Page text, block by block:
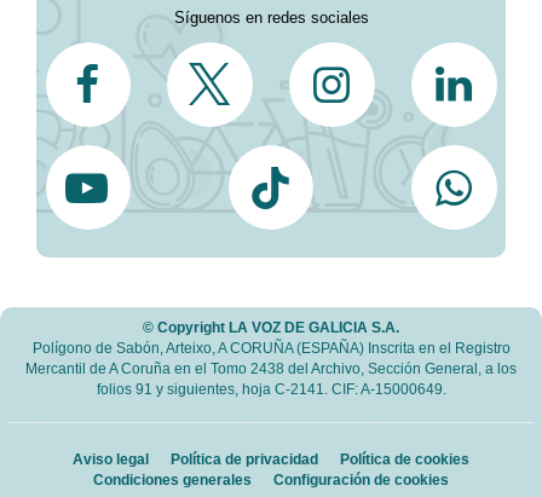
Síguenos en redes sociales
© Copyright LA VOZ DE GALICIA S.A.
Polígono de Sabón, Arteixo, A CORUÑA (ESPAÑA) Inscrita en el Registro
Mercantil de A Coruña en el Tomo 2438 del Archivo, Sección General, a los
folios 91 y siguientes, hoja C-2141. CIF: A-15000649.
Aviso legal Política de privacidad
Política de cookies
Condiciones generales
Configuración de cookies